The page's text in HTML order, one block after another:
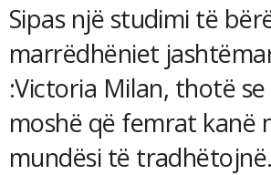
Sipas një studimi të
marrëdhëniet
:Victoria Milan, thotë
moshë që femrat kanë
mundësi të tradhëtojnë.